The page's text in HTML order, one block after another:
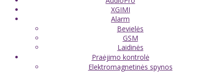
XGIMI
Alarm
Bevielės
GSM
Laidinės
Praėjimo kontrolė
Elektromagnetinės spynos